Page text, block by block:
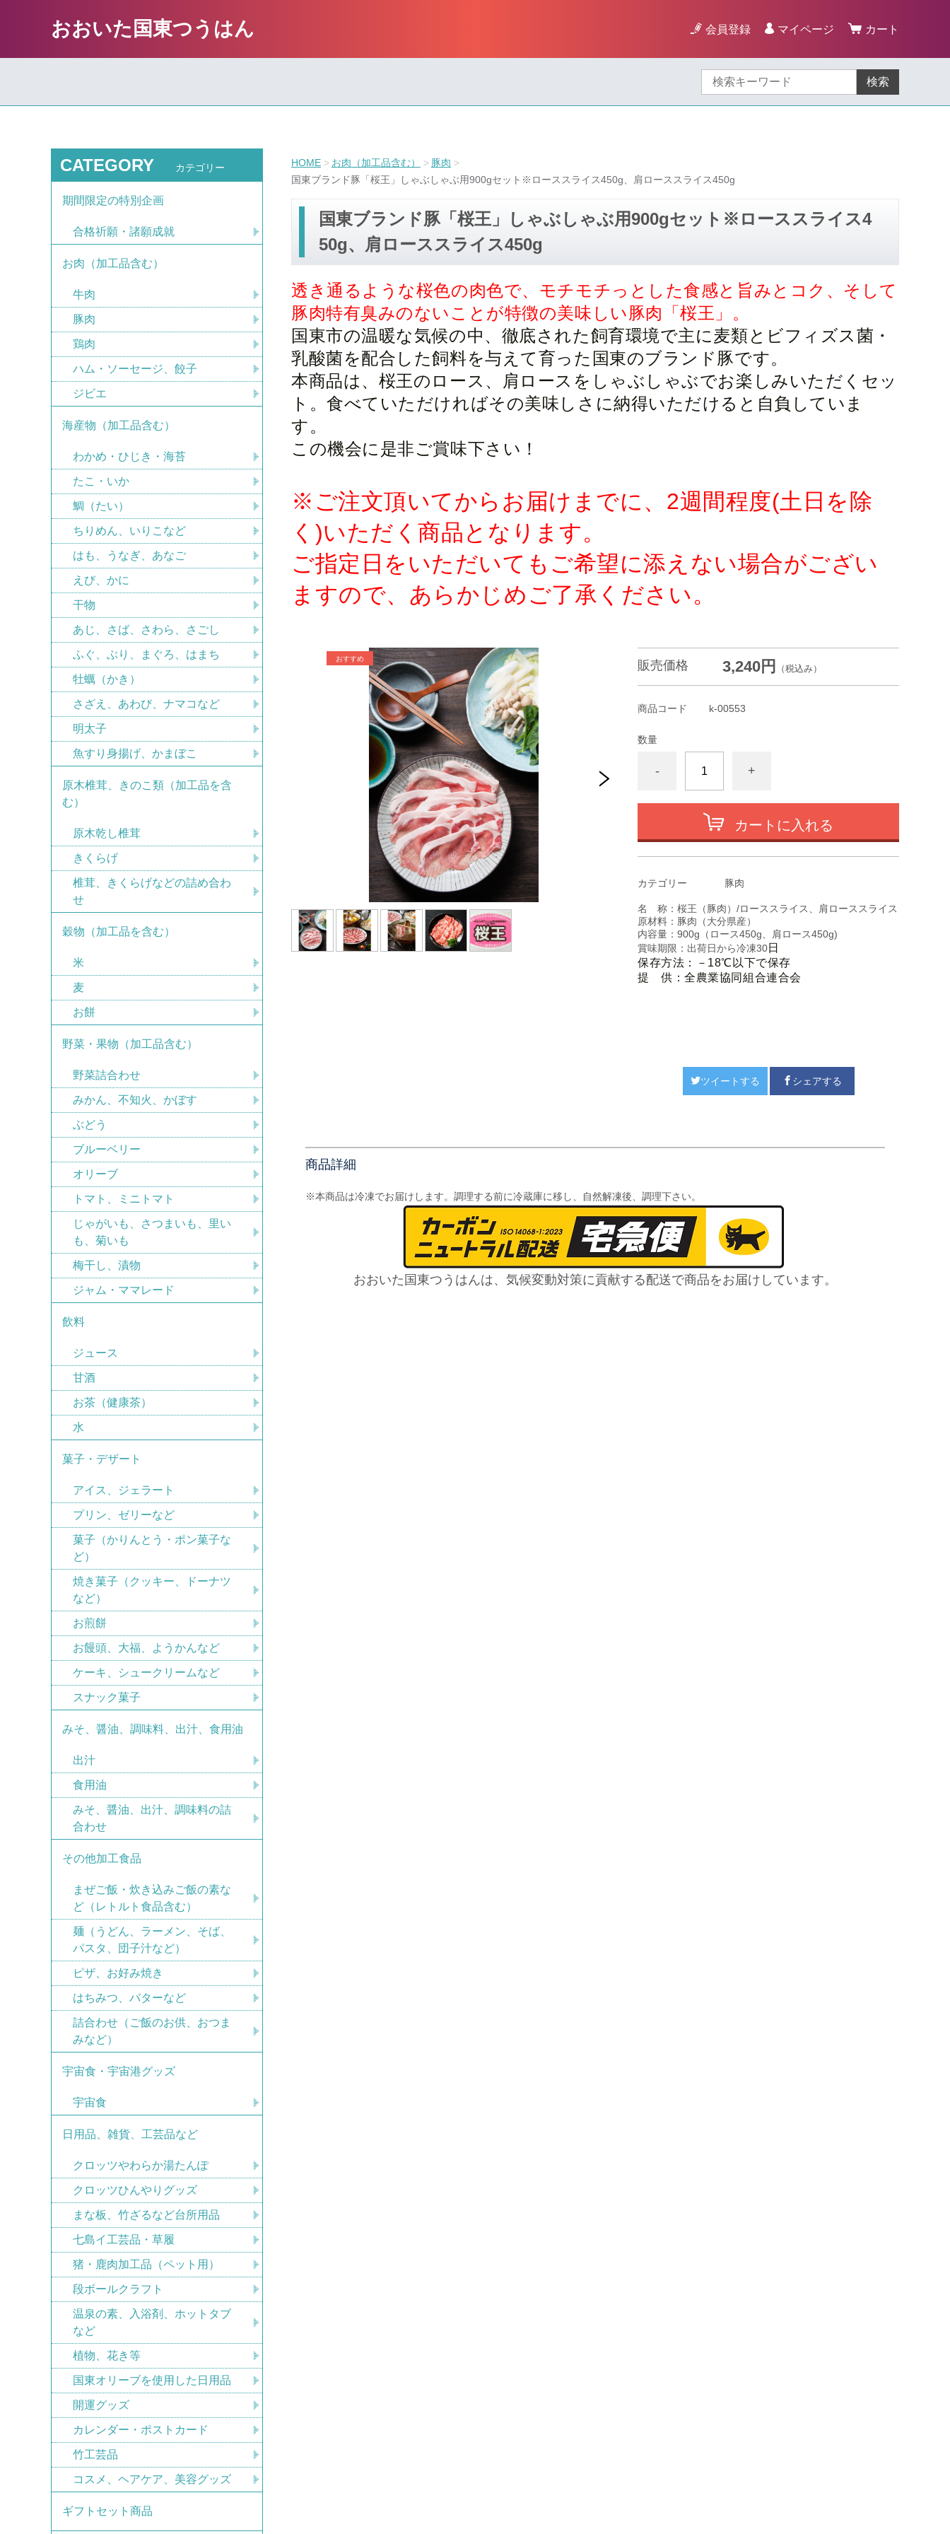
おおいた国東つうはん 会員登録 マイページ カート
検索
HOME お肉（加工品含む）
豚肉
国東ブランド豚「桜王」しゃぶしゃぶ用900gセット※ローススライス450g、肩ローススライス450g
国東ブランド豚「桜王」しゃぶしゃぶ用900gセット※ローススライス4
50g、肩ローススライス450g
透き通るような桜色の肉色で、モチモチっとした食感と旨みとコク、そして
豚肉特有臭みのないことが特徴の美味しい豚肉「桜王」。
国東市の温暖な気候の中、徹底された飼育環境で主に麦類とビフィズス菌・
乳酸菌を配合した飼料を与えて育った国東のブランド豚です。
本商品は、桜王のロース、肩ロースをしゃぶしゃぶでお楽しみいただくセッ
ト 。食べていただければその美味しさに納得いただけると自負していま
す。
この機会に是非ご賞味下さい！
※ご注文頂いてからお届けまでに、2週間程度(土日を除
く)いただく商品となります。
ご指定日をいただいてもご希望に添えない場合がござい
ますので、あらかじめご了承ください。
販売価格 3,240円 （税込み）
商品コード k-00553
数量
- +
カートに入れる
カテゴリー 豚肉
名 称：桜王（豚肉）/ローススライス、肩ローススライス
原材料：豚肉（大分県産）
内容量：900g（ロース450g、肩ロース450g)
賞味期限：出荷日から冷凍30日
保存方法：－18℃以下で保存
提 供：全農業協同組合連合会
ツイートする シェアする
商品詳細
※本商品は冷凍でお届けします。調理する前に冷蔵庫に移し、自然解凍後、調理下さい。
おおいた国東つうはんは、気候変動対策に貢献する配送で商品をお届けしています。
CATEGORY カテゴリー
期間限定の特別企画
合格祈願・諸願成就
お肉（加工品含む）
牛肉
豚肉
鶏肉
ハム・ソーセージ、餃子
ジビエ
海産物（加工品含む）
わかめ・ひじき・海苔
たこ・いか
鯛（たい）
ちりめん、いりこなど
はも、うなぎ、あなご
えび、かに
干物
あじ、さば、さわら、さごし
ふぐ、ぶり、まぐろ、はまち
牡蠣（かき）
さざえ、あわび、ナマコなど
明太子
魚すり身揚げ、かまぼこ
原木椎茸、きのこ類（加工品を含
む）
原木乾し椎茸
きくらげ
椎茸、きくらげなどの詰め合わ
せ
穀物（加工品を含む）
米
麦
お餅
野菜・果物（加工品含む）
野菜詰合わせ
みかん、不知火、かぼす
ぶどう
ブルーベリー
オリーブ
トマト、ミニトマト
じゃがいも、さつまいも、里い
も、菊いも
梅干し、漬物
ジャム・ママレード
飲料
ジュース
甘酒
お茶（健康茶）
水
菓子・デザート
アイス、ジェラート
プリン、ゼリーなど
菓子（かりんとう・ポン菓子な
ど）
焼き菓子（クッキー、ドーナツ
など）
お煎餅
お饅頭、大福、ようかんなど
ケーキ、シュークリームなど
スナック菓子
みそ、醤油、調味料、出汁、食用油
出汁
食用油
みそ、醤油、出汁、調味料の詰
合わせ
その他加工食品
まぜご飯・炊き込みご飯の素な
ど（レトルト食品含む）
麺（うどん、ラーメン、そば、
パスタ、団子汁など）
ピザ、お好み焼き
はちみつ、バターなど
詰合わせ（ご飯のお供、おつま
みなど）
宇宙食・宇宙港グッズ
宇宙食
日用品、雑貨、工芸品など
クロッツやわらか湯たんぽ
クロッツひんやりグッズ
まな板、竹ざるなど台所用品
七島イ工芸品・草履
猪・鹿肉加工品（ペット用）
段ボールクラフト
温泉の素、入浴剤、ホットタブ
など
植物、花き等
国東オリーブを使用した日用品
開運グッズ
カレンダー・ポストカード
竹工芸品
コスメ、ヘアケア、美容グッズ
ギフトセット商品